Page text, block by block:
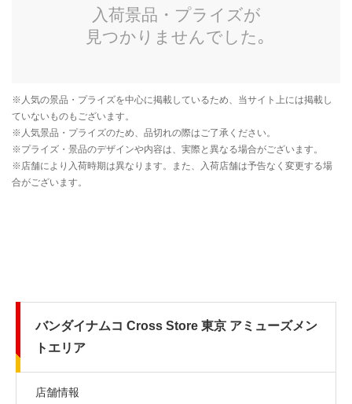
バンダイナムコ Cross Store 東京 アミューズメン
トエリア
店舗情報